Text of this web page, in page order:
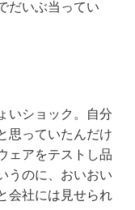
だいぶ当ってい
いショック。自分
思っていたんだけ
ェアをテストし品
うのに、おいおい
会社には見せられ